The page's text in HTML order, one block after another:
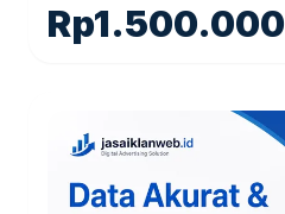
Rp1.500.000